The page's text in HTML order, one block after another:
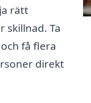
rätt
skillnad. Ta
få flera
direkt